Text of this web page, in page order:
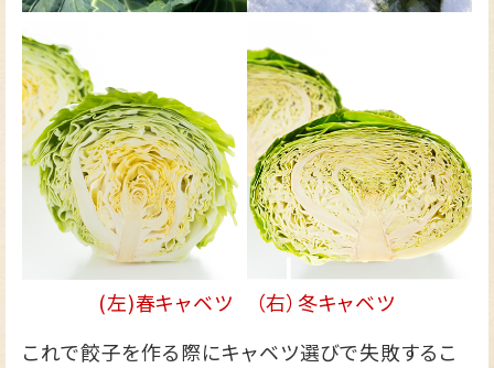
(左)春キャベツ （右）冬キャベツ
これで餃子を作る際にキャベツ選びで失敗するこ